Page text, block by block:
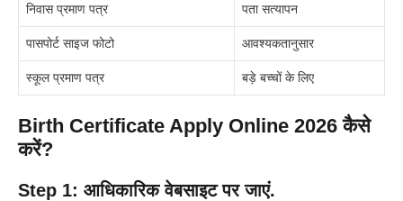
निवास प्रमाण पत्र पता सत्यापन
पासपोर्ट साइज फोटो आवश्यकतानुसार
स्कूल प्रमाण पत्र बड़े बच्चों के लिए
Birth Certificate Apply Online 2026 कैसे
करें?
Step 1: आधिकारिक वेबसाइट पर जाएं.